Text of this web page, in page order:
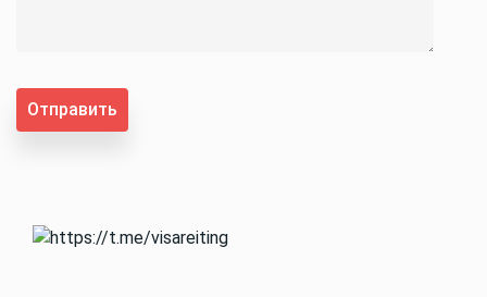
Отправить